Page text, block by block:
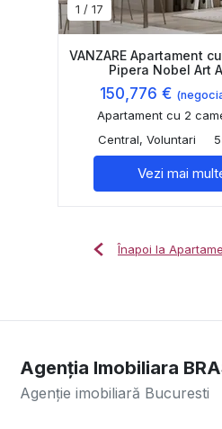
1 / 17
VANZARE Apartament
Pipera Nobel Art
150,776 €
Apartament cu 2
Central, Voluntari
Vezi mai
Înapoi la
Agenția Imobiliara
Agenție imobiliară Bucuresti